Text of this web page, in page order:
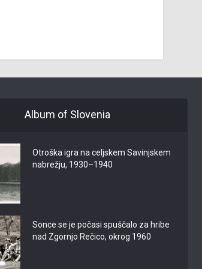
Album of Slovenia
Otroška igra na celjskem Savinjskem
nabrežju, 1930–1940
Sonce se je počasi spuščalo za hribe
nad Zgornjo Rečico, okrog 1960